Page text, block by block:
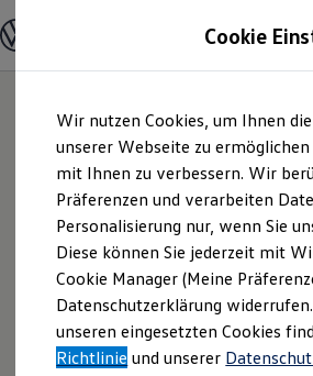
Hauptinhalt
springen
Footer
springen
Modelle und Konfigurator
Modelle vergleichen
Elektroautos
ENERGY Sondermodelle
Nutzfahrzeuge
SUV und CUV
Familienautos
Kombis
Kompaktwagen
Sportwagen
Schnell verfügbare Fahrzeuge
Angebote und Produkte
Aktuelle Angebote
E-Auto-Förderung
Volkswagen Marktplatz
Cookie
Wir nutzen Cookies, um Ihnen
unserer Webseite zu
mit Ihnen zu verbessern. Wir
Präferenzen und verarbeiten
Personalisierung nur, wenn Sie
Diese können Sie jederzeit mit
Cookie Manager (Meine
Datenschutzerklärung
unseren eingesetzten Cookies
Richtlinie und unserer